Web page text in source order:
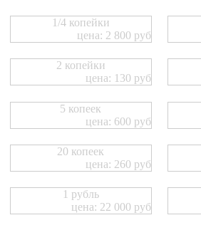
1/4 копейки
цена: 2 800 руб
2 копейки
цена: 130 руб
5 копеек
цена: 600 руб
20 копеек
цена: 260 руб
1 рубль
цена: 22 000 руб